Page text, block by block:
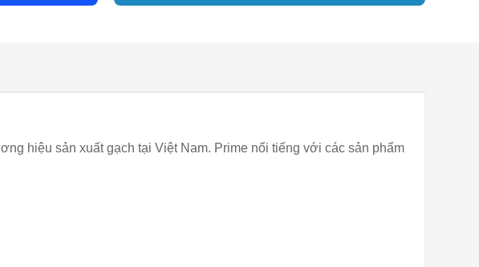
hiệu sản xuất gạch tại Việt Nam. Prime nổi tiếng với các sản phẩm